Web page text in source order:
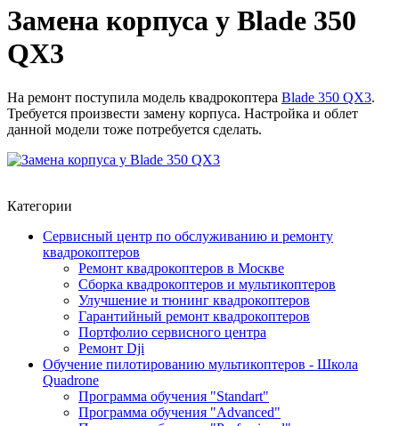
Замена корпуса у Blade 350
QX3
На ремонт поступила модель квадрокоптера Blade 350 QX3.
Требуется произвести замену корпуса. Настройка и облет
данной модели тоже потребуется сделать.
Категории
Сервисный центр по обслуживанию и ремонту
квадрокоптеров
Ремонт квадрокоптеров в Москве
Сборка квадрокоптеров и мультикоптеров
Улучшение и тюнинг квадрокоптеров
Гарантийный ремонт квадрокоптеров
Портфолио сервисного центра
Ремонт Dji
Обучение пилотированию мультикоптеров - Школа
Quadrone
Программа обучения "Standart"
Программа обучения "Advanced"